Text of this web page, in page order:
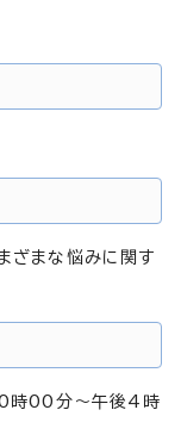
ざまな悩みに関す
時00分～午後4時